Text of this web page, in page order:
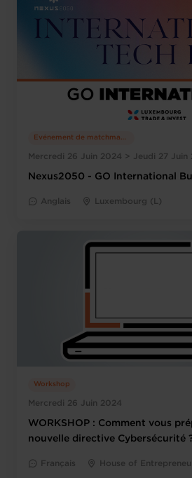
Mercredi 26 Juin 2024 > Jeudi 27 Juin
Evénement de matchmaking
Nexus2050 - GO International
Anglais Luxembourg (L)
Mercredi 26 Juin 2024
Workshop
WORKSHOP : Comment vous
nouvelle directive Cybersécurité
Français House of